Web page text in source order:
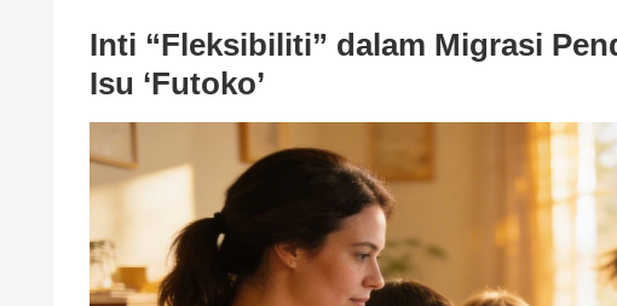
Inti “Fleksibiliti” dalam Migrasi
Isu ‘Futoko’